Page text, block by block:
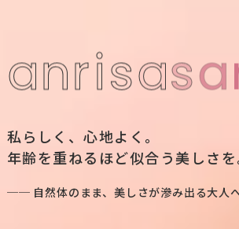
anrisasa
私らしく、心地よく。
年齢を重ねるほど似合う美しさを
── 自然体のまま、美しさが滲み出る大人